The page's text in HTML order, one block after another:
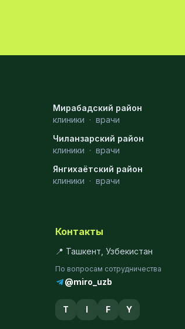
Мирабадский район
клиники · врачи
Чиланзарский район
клиники · врачи
Янгихаётский район
клиники · врачи
Контакты
📍 Ташкент, Узбекистан
По вопросам сотрудничества
@miro_uzb
T I F Y